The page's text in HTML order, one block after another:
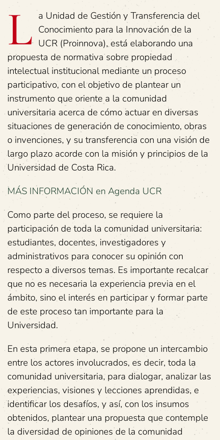
L a Unidad de Gestión y Transferencia del
Conocimiento para la Innovación de la
UCR (Proinnova), está elaborando una
propuesta de normativa sobre propiedad
intelectual institucional mediante un proceso
participativo, con el objetivo de plantear un
instrumento que oriente a la comunidad
universitaria acerca de cómo actuar en diversas
situaciones de generación de conocimiento, obras
o invenciones, y su transferencia con una visión de
largo plazo acorde con la misión y principios de la
Universidad de Costa Rica.
MÁS INFORMACIÓN en Agenda UCR
Como parte del proceso, se requiere la
participación de toda la comunidad universitaria:
estudiantes, docentes, investigadores y
administrativos para conocer su opinión con
respecto a diversos temas. Es importante recalcar
que no es necesaria la experiencia previa en el
ámbito, sino el interés en participar y formar parte
de este proceso tan importante para la
Universidad.
En esta primera etapa, se propone un intercambio
entre los actores involucrados, es decir, toda la
comunidad universitaria, para dialogar, analizar las
experiencias, visiones y lecciones aprendidas, e
identificar los desafíos, y así, con los insumos
obtenidos, plantear una propuesta que contemple
la diversidad de opiniones de la comunidad